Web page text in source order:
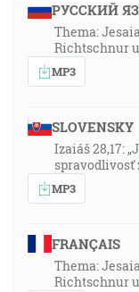
РУССКИЙ
Thema:
Richtschnur
MP3
SLOVENSKY
Izaiáš 28,17:
spravodlivosť
MP3
FRANÇAIS
Thema:
Richtschnur